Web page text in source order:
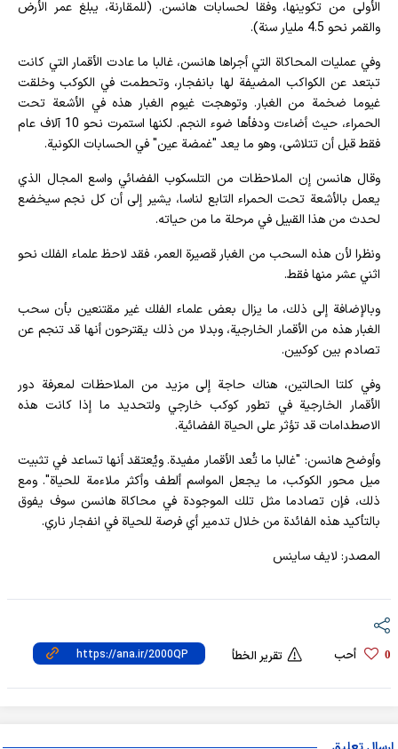
الأولى من تكوينها، وفقا لحسابات هانسن. (للمقارنة، يبلغ عمر الأرض
والقمر نحو 4.5 مليار سنة).
وفي عمليات المحاكاة التي أجراها هانسن، غالبا ما عادت الأقمار التي كانت
تبتعد عن الكواكب المضيفة لها بانفجار، وتحطمت في الكوكب وخلقت
غيوما ضخمة من الغبار. وتوهجت غيوم الغبار هذه في الأشعة تحت
الحمراء، حيث أضاءت ودفأها ضوء النجم. لكنها استمرت نحو 10 آلاف عام
فقط قبل أن تتلاشى، وهو ما يعد "غمضة عين" في الحسابات الكونية.
وقال هانسن إن الملاحظات من التلسكوب الفضائي واسع المجال الذي
يعمل بالأشعة تحت الحمراء التابع لناسا، يشير إلى أن كل نجم سيخضع
لحدث من هذا القبيل في مرحلة ما من حياته.
ونظرا لأن هذه السحب من الغبار قصيرة العمر، فقد لاحظ علماء الفلك نحو
اثني عشر منها فقط.
وبالإضافة إلى ذلك، ما يزال بعض علماء الفلك غير مقتنعين بأن سحب
الغبار هذه من الأقمار الخارجية، وبدلا من ذلك يقترحون أنها قد تنجم عن
تصادم بين كوكبين.
وفي كلتا الحالتين، هناك حاجة إلى مزيد من الملاحظات لمعرفة دور
الأقمار الخارجية في تطور كوكب خارجي ولتحديد ما إذا كانت هذه
الاصطدامات قد تؤثر على الحياة الفضائية.
وأوضح هانسن: "غالبا ما تُعد الأقمار مفيدة. ويُعتقد أنها تساعد في تثبيت
ميل محور الكوكب، ما يجعل المواسم ألطف وأكثر ملاءمة للحياة". ومع
ذلك، فإن تصادما مثل تلك الموجودة في محاكاة هانسن سوف يفوق
بالتأكيد هذه الفائدة من خلال تدمير أي فرصة للحياة في انفجار ناري.
المصدر: لايف ساينس
0 أحب تقرير الخطأ